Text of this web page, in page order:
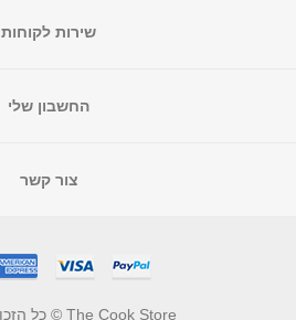
שירות לקוחות
החשבון שלי
צור קשר
The Cook Store © כל הזכויות שמורות.